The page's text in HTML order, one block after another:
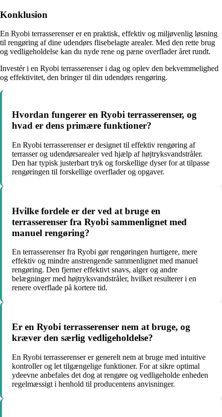
Konklusion
En Ryobi terrasserenser er en praktisk, effektiv og miljøvenlig løsning
til rengøring af dine udendørs flisebelagte arealer. Med den rette brug
og vedligeholdelse kan du nyde rene og pæne overflader året rundt.
Investér i en Ryobi terrasserenser i dag og oplev den bekvemmelighed
og effektivitet, den bringer til din udendørs rengøring.
Hvordan fungerer en Ryobi terrasserenser, og
hvad er dens primære funktioner?
En Ryobi terrasserenser er designet til effektiv rengøring af
terrasser og udendørsarealer ved hjælp af højtryksvandstråler.
Den har typisk justerbart tryk og forskellige dyser for at tilpasse
rengøringen til forskellige overflader og opgaver.
Hvilke fordele er der ved at bruge en
terrasserenser fra Ryobi sammenlignet med
manuel rengøring?
En terrasserenser fra Ryobi gør rengøringen hurtigere, mere
effektiv og mindre anstrengende sammenlignet med manuel
rengøring. Den fjerner effektivt snavs, alger og andre
belægninger med højtryksvandstråler, hvilket resulterer i en
renere overflade på kortere tid.
Er en Ryobi terrasserenser nem at bruge, og
kræver den særlig vedligeholdelse?
En Ryobi terrasserenser er generelt nem at bruge med intuitive
kontroller og let tilgængelige funktioner. For at sikre optimal
ydeevne anbefales det dog at rengøre og vedligeholde enheden
regelmæssigt i henhold til producentens anvisninger.